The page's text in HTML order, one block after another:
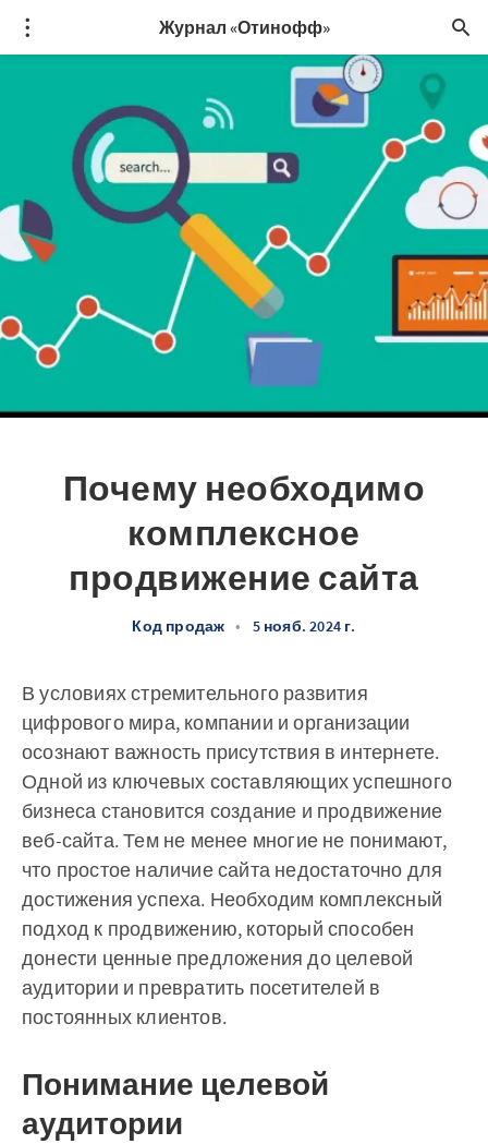
Журнал «Отинофф»
Почему необходимо
комплексное
продвижение сайта
Код продаж • 5 нояб. 2024 г.
В условиях стремительного развития
цифрового мира, компании и организации
осознают важность присутствия в интернете.
Одной из ключевых составляющих успешного
бизнеса становится создание и продвижение
веб-сайта. Тем не менее многие не понимают,
что простое наличие сайта недостаточно для
достижения успеха. Необходим комплексный
подход к продвижению, который способен
донести ценные предложения до целевой
аудитории и превратить посетителей в
постоянных клиентов.
Понимание целевой
аудитории